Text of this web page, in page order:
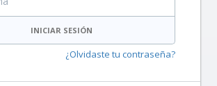
INICIAR SESIÓN
¿Olvidaste tu contraseña?